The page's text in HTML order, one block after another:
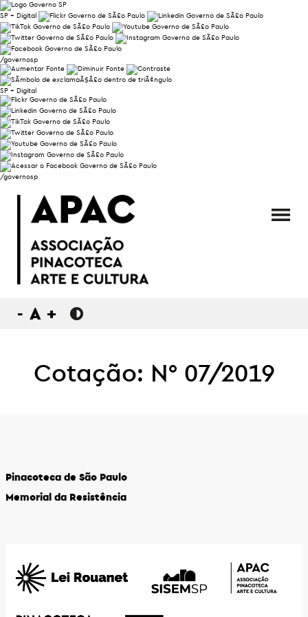
SP + Digital
/governosp
SP + Digital
/governosp
- A +
Cotação: N° 07/2019
Pinacoteca de São Paulo
Memorial da Resistência